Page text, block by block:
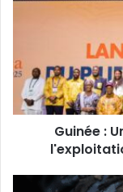
minière
avec
l'exploitation
du
gisementGuinée :